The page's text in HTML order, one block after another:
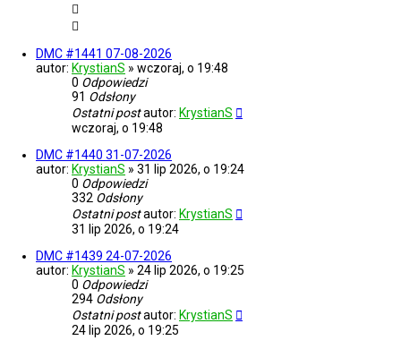
DMC #1441 07-08-2026
autor: KrystianS » wczoraj, o 19:48
0 Odpowiedzi
91 Odsłony
Ostatni postautor: KrystianS
wczoraj, o 19:48
DMC #1440 31-07-2026
autor: KrystianS » 31 lip 2026, o 19:24
0 Odpowiedzi
332 Odsłony
Ostatni postautor: KrystianS
31 lip 2026, o 19:24
DMC #1439 24-07-2026
autor: KrystianS » 24 lip 2026, o 19:25
0 Odpowiedzi
294 Odsłony
Ostatni postautor: KrystianS
24 lip 2026, o 19:25